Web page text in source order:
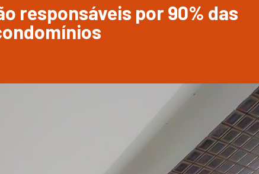
responsáveis por 90% das